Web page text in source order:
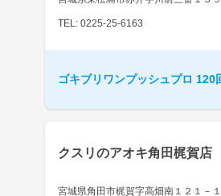
TEL: 0225-25-6163
ゴキブリワンプッシュプロ 120
クスリのアオキ角田梶賀店
宮城県角田市梶賀字高畑南１２１－１